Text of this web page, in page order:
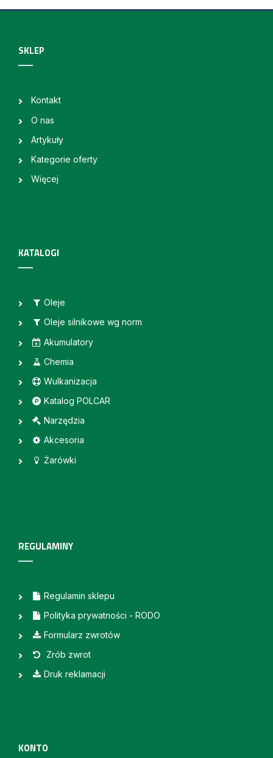
SKLEP
Kontakt
O nas
Artykuły
Kategorie oferty
Więcej
KATALOGI
Oleje
Oleje silnikowe wg norm
Akumulatory
Chemia
Wulkanizacja
Katalog POLCAR
Narzędzia
Akcesoria
Żarówki
REGULAMINY
Regulamin sklepu
Polityka prywatności - RODO
Formularz zwrotów
Zrób zwrot
Druk reklamacji
KONTO